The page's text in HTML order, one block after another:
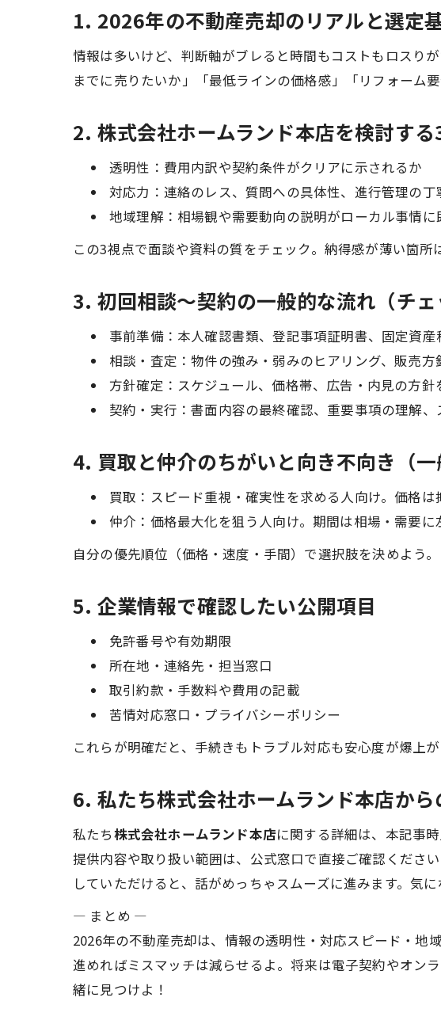
1. 2026年の不動産売却のリアルと選定
情報は多いけど、判断軸がブレると時間もコストもロスり
までに売りたいか」「最低ラインの価格感」「リフォーム
2. 株式会社ホームランド本店を検討する
透明性：費用内訳や契約条件がクリアに示されるか
対応力：連絡のレス、質問への具体性、進行管理の丁
地域理解：相場観や需要動向の説明がローカル事情に
この3視点で面談や資料の質をチェック。納得感が薄い箇所
3. 初回相談〜契約の一般的な流れ（チェ
事前準備：本人確認書類、登記事項証明書、固定資
相談・査定：物件の強み・弱みのヒアリング、販売方
方針確定：スケジュール、価格帯、広告・内見の方針
契約・実行：書面内容の最終確認、重要事項の理解、
4. 買取と仲介のちがいと向き不向き（一
買取：スピード重視・確実性を求める人向け。価格は
仲介：価格最大化を狙う人向け。期間は相場・需要に
自分の優先順位（価格・速度・手間）で選択肢を決めよう。
5. 企業情報で確認したい公開項目
免許番号や有効期限
所在地・連絡先・担当窓口
取引約款・手数料や費用の記載
苦情対応窓口・プライバシーポリシー
これらが明確だと、手続きもトラブル対応も安心度が爆上が
6. 私たち株式会社ホームランド本店から
私たち株式会社ホームランド本店に関する詳細は、本記事
提供内容や取り扱い範囲は、公式窓口で直接ご確認くださ
していただけると、話がめっちゃスムーズに進みます。気
— まとめ —
2026年の不動産売却は、情報の透明性・対応スピード・地
進めればミスマッチは減らせるよ。将来は電子契約やオン
緒に見つけよ！